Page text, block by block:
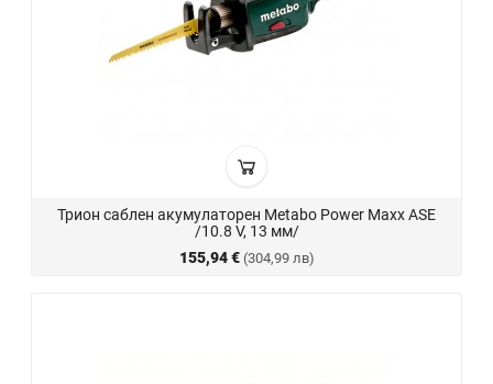
Трион саблен акумулаторен Metabo Power Maxx ASE
/10.8 V, 13 мм/
155,94 € (304,99 лв)